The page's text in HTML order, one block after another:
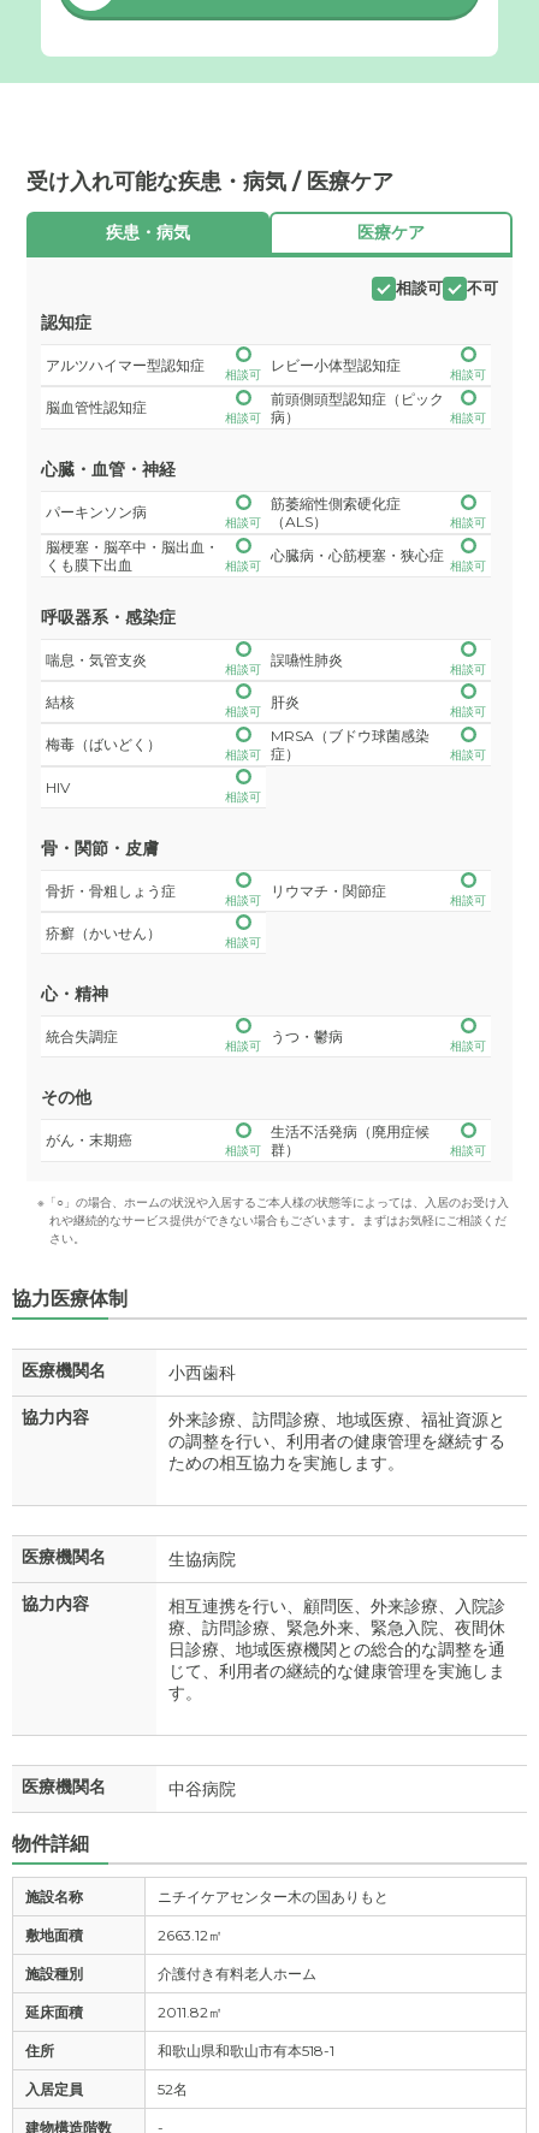
受け入れ可能な疾患・病気 / 医療ケア
疾患・病気 医療ケア
相談可 不可
認知症
アルツハイマー型認知症
相談可
レビー小体型認知症
相談可
脳血管性認知症
相談可
前頭側頭型認知症（ピック
病）
相談可
心臓・血管・神経
パーキンソン病
相談可
筋萎縮性側索硬化症
（ALS）
相談可
脳梗塞・脳卒中・脳出血・
くも膜下出血
相談可
心臓病・心筋梗塞・狭心症
相談可
呼吸器系・感染症
喘息・気管支炎
相談可
誤嚥性肺炎
相談可
結核
相談可
肝炎
相談可
梅毒（ばいどく）
相談可
MRSA（ブドウ球菌感染
症）
相談可
HIV
相談可
骨・関節・皮膚
骨折・骨粗しょう症
相談可
リウマチ・関節症
相談可
疥癬（かいせん）
相談可
心・精神
統合失調症
相談可
うつ・鬱病
相談可
その他
がん・末期癌
相談可
生活不活発病（廃用症候
群）
相談可
※「○」の場合、ホームの状況や入居するご本人様の状態等によっては、入居のお受け入
れや継続的なサービス提供ができない場合もございます。まずはお気軽にご相談くだ
さい。
協力医療体制
医療機関名 小西歯科
協力内容
外来診療、訪問診療、地域医療、福祉資源と
の調整を行い、利用者の健康管理を継続する
ための相互協力を実施します。
医療機関名 生協病院
協力内容
相互連携を行い、顧問医、外来診療、入院診
療、訪問診療、緊急外来、緊急入院、夜間休
日診療、地域医療機関との総合的な調整を通
じて、利用者の継続的な健康管理を実施しま
す。
医療機関名 中谷病院
物件詳細
施設名称 ニチイケアセンター木の国ありもと
敷地面積 2663.12㎡
施設種別 介護付き有料老人ホーム
延床面積 2011.82㎡
住所 和歌山県和歌山市有本518-1
入居定員 52名
建物構造階数 -